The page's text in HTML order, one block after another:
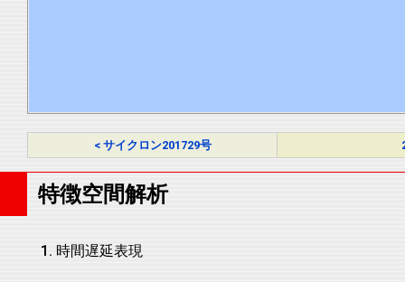
< サイクロン201729号
特徴空間解析
時間遅延表現